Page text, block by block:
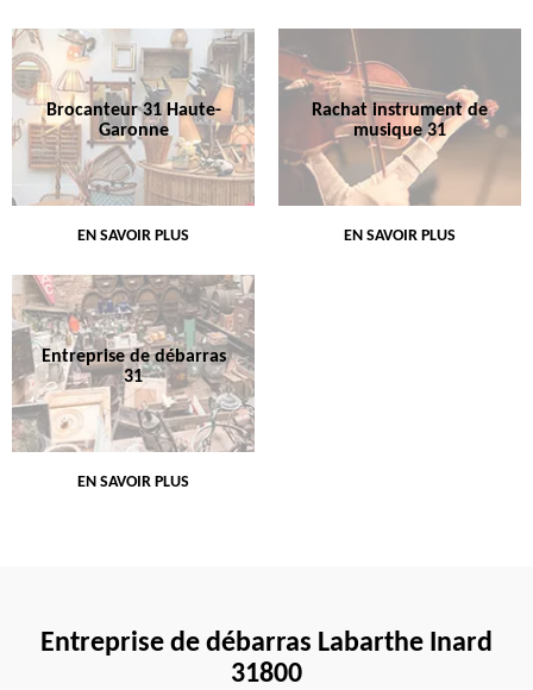
Brocanteur 31 Haute-
Garonne
EN SAVOIR PLUS
Rachat instrument de
musique 31
EN SAVOIR PLUS
Entreprise de débarras
31
EN SAVOIR PLUS
Entreprise de débarras Labarthe Inard
31800